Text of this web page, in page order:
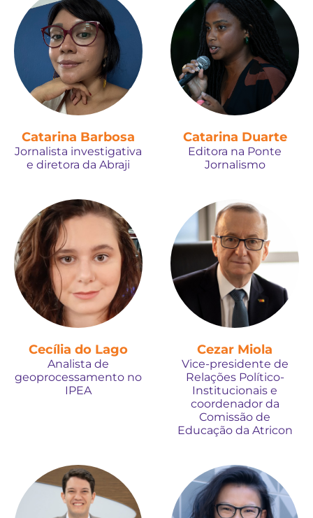
Catarina Barbosa
Jornalista investigativa
e diretora da Abraji
Catarina Duarte
Editora na Ponte
Jornalismo
Cecília do Lago
Analista de
geoprocessamento no
IPEA
Cezar Miola
Vice-presidente de
Relações Político-
Institucionais e
coordenador da
Comissão de
Educação da Atricon